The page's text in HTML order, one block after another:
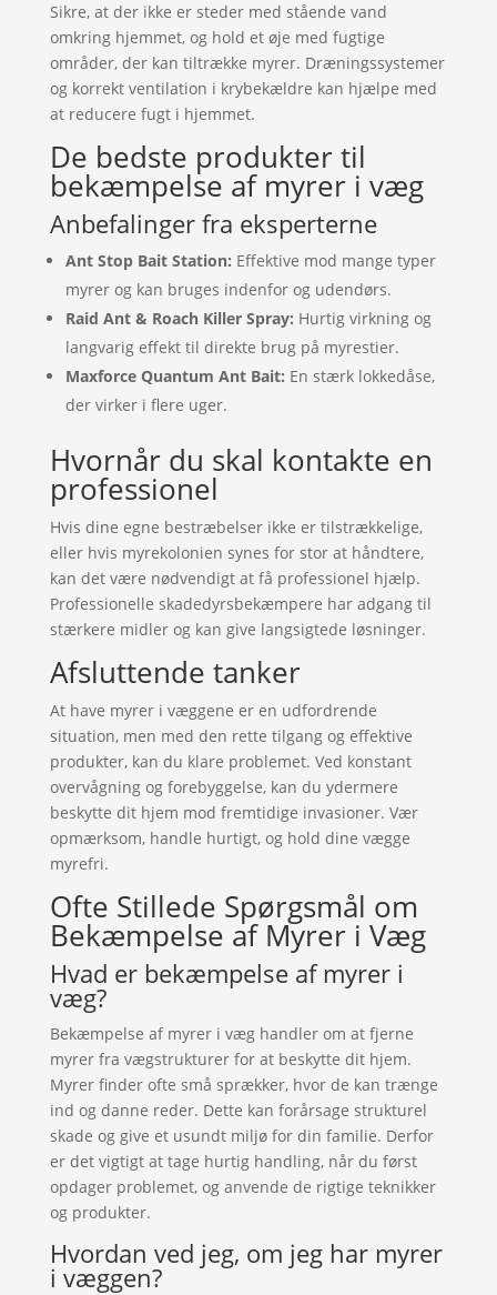
Sikre, at der ikke er steder med stående vand
omkring hjemmet, og hold et øje med fugtige
områder, der kan tiltrække myrer. Dræningssystemer
og korrekt ventilation i krybekældre kan hjælpe med
at reducere fugt i hjemmet.
De bedste produkter til
bekæmpelse af myrer i væg
Anbefalinger fra eksperterne
Ant Stop Bait Station: Effektive mod mange typer
myrer og kan bruges indenfor og udendørs.
Raid Ant & Roach Killer Spray: Hurtig virkning og
langvarig effekt til direkte brug på myrestier.
Maxforce Quantum Ant Bait: En stærk lokkedåse,
der virker i flere uger.
Hvornår du skal kontakte en
professionel
Hvis dine egne bestræbelser ikke er tilstrækkelige,
eller hvis myrekolonien synes for stor at håndtere,
kan det være nødvendigt at få professionel hjælp.
Professionelle skadedyrsbekæmpere har adgang til
stærkere midler og kan give langsigtede løsninger.
Afsluttende tanker
At have myrer i væggene er en udfordrende
situation, men med den rette tilgang og effektive
produkter, kan du klare problemet. Ved konstant
overvågning og forebyggelse, kan du ydermere
beskytte dit hjem mod fremtidige invasioner. Vær
opmærksom, handle hurtigt, og hold dine vægge
myrefri.
Ofte Stillede Spørgsmål om
Bekæmpelse af Myrer i Væg
Hvad er bekæmpelse af myrer i
væg?
Bekæmpelse af myrer i væg handler om at fjerne
myrer fra vægstrukturer for at beskytte dit hjem.
Myrer finder ofte små sprækker, hvor de kan trænge
ind og danne reder. Dette kan forårsage strukturel
skade og give et usundt miljø for din familie. Derfor
er det vigtigt at tage hurtig handling, når du først
opdager problemet, og anvende de rigtige teknikker
og produkter.
Hvordan ved jeg, om jeg har myrer
i væggen?